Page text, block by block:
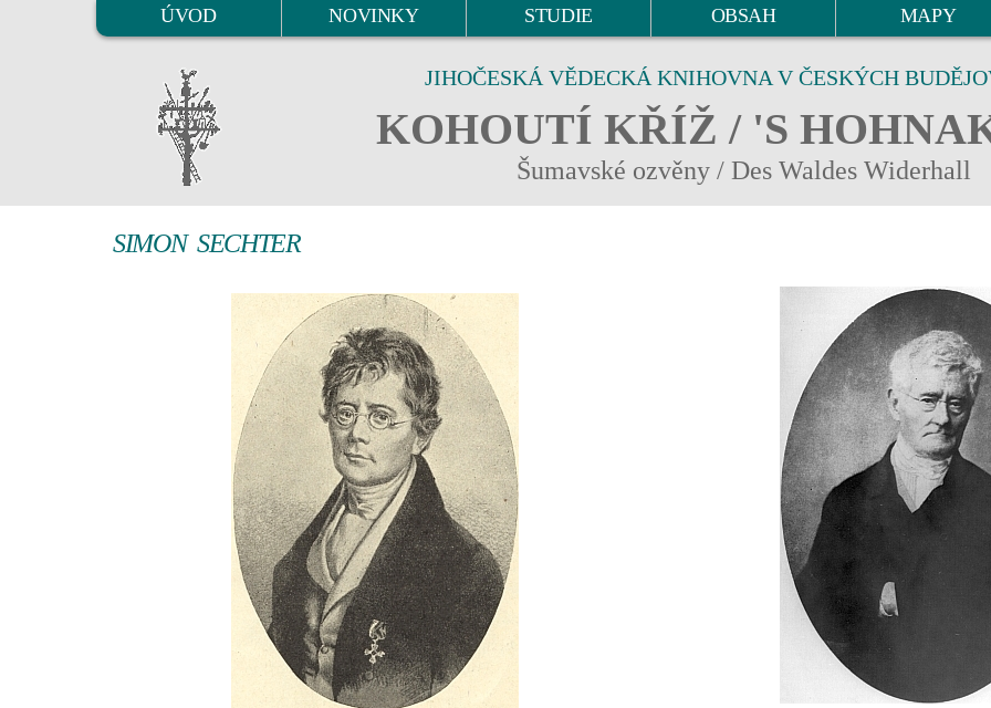
ÚVOD NOVINKY STUDIE OBSAH MAPY
JIHOČESKÁ VĚDECKÁ KNIHOVNA V ČESKÝCH
KOHOUTÍ KŘÍŽ / 'S
Šumavské ozvěny / Des Waldes Widerhall
SIMON SECHTER